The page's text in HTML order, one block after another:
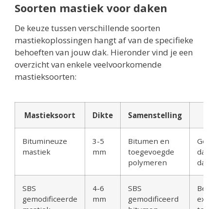
Soorten mastiek voor daken
De keuze tussen verschillende soorten
mastiekoplossingen hangt af van de specifieke
behoeften van jouw dak. Hieronder vind je een
overzicht van enkele veelvoorkomende
mastieksoorten:
Mastieksoort Dikte Samenstelling
Bitumineuze
mastiek
3-5
mm
Bitumen en
toegevoegde
polymeren
SBS
gemodificeerde
4-6
mm
SBS
gemodificeerd